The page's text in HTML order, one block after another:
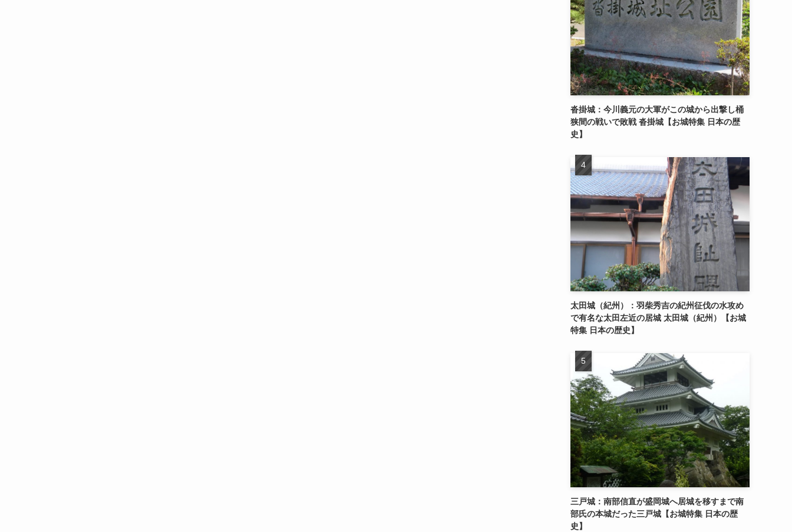
沓掛城：今川義元の大軍がこの城から出撃し桶
狭間の戦いで敗戦 沓掛城【お城特集 日本の歴
史】
太田城（紀州）：羽柴秀吉の紀州征伐の水攻め
で有名な太田左近の居城 太田城（紀州）【お城
特集 日本の歴史】
三戸城：南部信直が盛岡城へ居城を移すまで南
部氏の本城だった三戸城【お城特集 日本の歴
史】